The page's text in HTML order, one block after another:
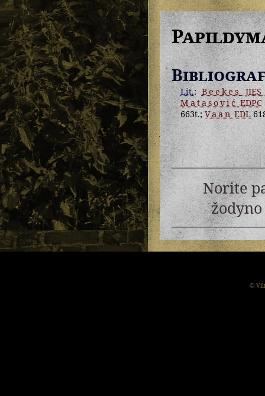
Lit.: BeekesJIES
MatasovićEDPC
663t.; Vaan EDL
Norite
©